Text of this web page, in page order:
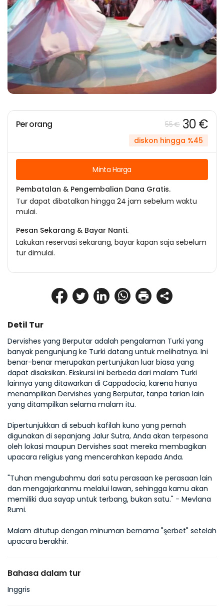
Detil Tur
Dervishes yang Berputar adalah pengalaman Turki yang
banyak pengunjung ke Turki datang untuk melihatnya. Ini
benar-benar merupakan pertunjukan luar biasa yang
dapat disaksikan. Ekskursi ini berbeda dari malam Turki
lainnya yang ditawarkan di Cappadocia, karena hanya
menampilkan Dervishes yang Berputar, tanpa tarian lain
yang ditampilkan selama malam itu.
Dipertunjukkan di sebuah kafilah kuno yang pernah
digunakan di sepanjang Jalur Sutra, Anda akan terpesona
oleh lokasi maupun Dervishes saat mereka membagikan
upacara religius yang mencerahkan kepada Anda.
"Tuhan mengubahmu dari satu perasaan ke perasaan lain
dan mengajarkanmu melalui lawan, sehingga kamu akan
memiliki dua sayap untuk terbang, bukan satu." - Mevlana
Rumi.
Malam ditutup dengan minuman bernama "şerbet" setelah
upacara berakhir.
Bahasa dalam tur
Inggris
Per orang 55 € 30 €
diskon hingga %45
Minta Harga
Pembatalan & Pengembalian Dana Gratis.
Tur dapat dibatalkan hingga 24 jam sebelum waktu
mulai.
Pesan Sekarang & Bayar Nanti.
Lakukan reservasi sekarang, bayar kapan saja sebelum
tur dimulai.